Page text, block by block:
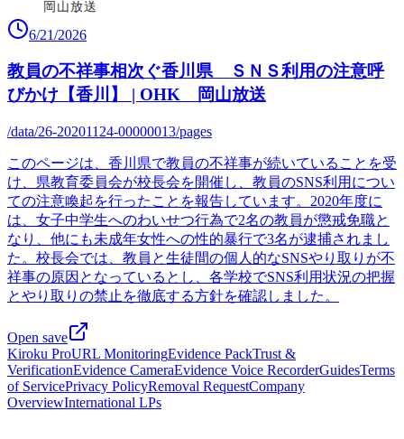
6/21/2026
教員の不祥事相次ぐ香川県 ＳＮＳ利用の注意呼
びかけ【香川】 | OHK 岡山放送
/data/26-20201124-00000013/pages
このページは、香川県で教員の不祥事が続いていることを受
け、県教育委員会が校長会を開催し、教員のSNS利用につい
ての注意喚起を行ったことを報告しています。2020年度に
は、女子中学生へのわいせつ行為で2名の教員が懲戒免職と
なり、他にも未成年女性への性的暴行で3名が逮捕されまし
た。校長会では、教員と生徒間の個人的なSNSやり取りが不
祥事の原因となっているとし、各学校でSNS利用状況の把握
とやり取りの禁止を徹底する方針を確認しました。
Open save
Kiroku ProURL MonitoringEvidence PackTrust &
VerificationEvidence CameraEvidence Voice RecorderGuidesTerms
of ServicePrivacy PolicyRemoval RequestCompany
OverviewInternational LPs